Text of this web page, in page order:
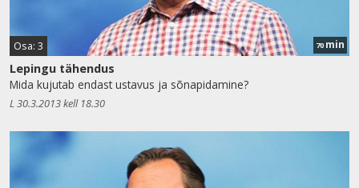
Osa: 3 70 min
Lepingu tähendus
Mida kujutab endast ustavus ja sõnapidamine?
L 30.3.2013 kell 18.30